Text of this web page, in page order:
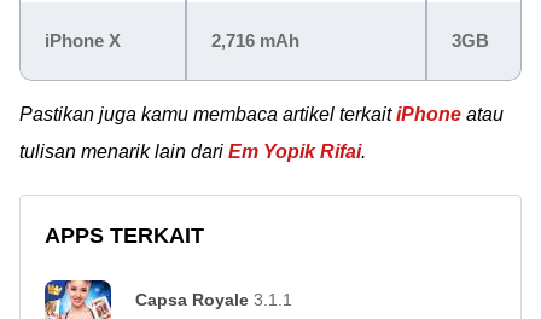
iPhone X 2,716 mAh 3GB
Pastikan juga kamu membaca artikel terkaitiPhone atau
tulisan menarik lain dari Em Yopik Rifai.
APPS TERKAIT
Capsa Royale 3.1.1